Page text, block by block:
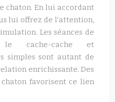
chaton. En lui accordant
lui offrez de l’attention,
Les séances de
le cache-cache et
simples sont autant de
enrichissante. Des
favorisent ce lien